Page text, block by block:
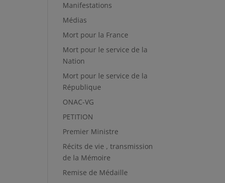
Manifestations
Médias
Mort pour la France
Mort pour le service de la
Nation
Mort pour le service de la
République
ONAC-VG
PETITION
Premier Ministre
Récits de vie , transmission
de la Mémoire
Remise de Médaille